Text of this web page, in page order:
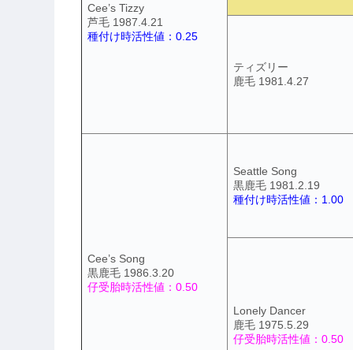
Cee’s Tizzy
芦毛 1987.4.21
種付け時活性値：0.25
ティズリー
鹿毛 1981.4.27
Cee’s Song
黒鹿毛 1986.3.20
仔受胎時活性値：0.50
Seattle Song
黒鹿毛 1981.2.19
種付け時活性値：1.00
Lonely Dancer
鹿毛 1975.5.29
仔受胎時活性値：0.50